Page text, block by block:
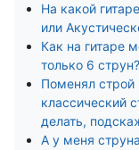
На какой
или
Как на гитаре
только 6 струн?
Поменял строй
классический
делать,
А у меня